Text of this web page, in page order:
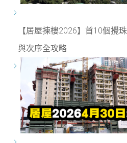
【居屋揀樓2026】首10個攪
與次序全攻略